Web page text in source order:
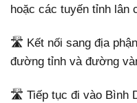
hoặc các tuyến tỉnh lân
🛣️ Kết nối sang địa
đường tỉnh và đường
🛣️ Tiếp tục đi vào Bình